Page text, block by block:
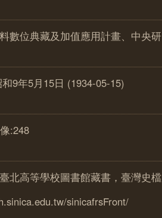
數位典藏及加值應用計畫、中央
9年5月15日 (1934-05-15)
:248
北高等學校圖書館藏書，臺灣史
sinicafrsFront/